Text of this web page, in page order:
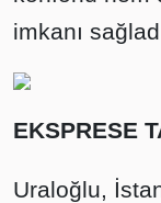
imkanı
EKSPRESE
Uraloğlu,